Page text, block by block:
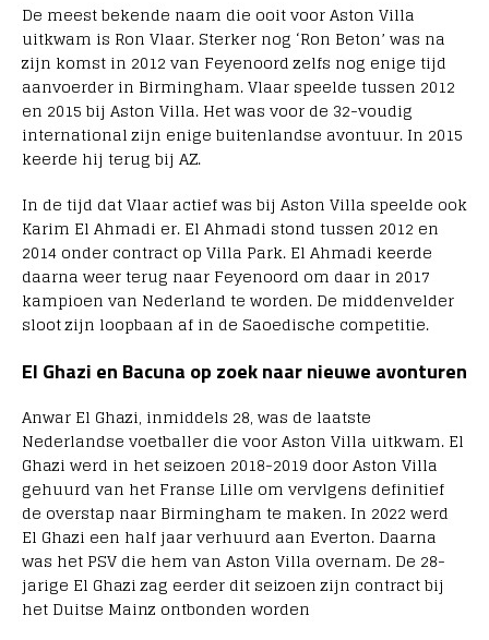
De meest bekende naam die ooit voor Aston Villa
uitkwam is Ron Vlaar. Sterker nog ‘Ron Beton’ was na
zijn komst in 2012 van Feyenoord zelfs nog enige tijd
aanvoerder in Birmingham. Vlaar speelde tussen 2012
en 2015 bij Aston Villa. Het was voor de 32-voudig
international zijn enige buitenlandse avontuur. In 2015
keerde hij terug bij AZ.
In de tijd dat Vlaar actief was bij Aston Villa speelde ook
Karim El Ahmadi er. El Ahmadi stond tussen 2012 en
2014 onder contract op Villa Park. El Ahmadi keerde
daarna weer terug naar Feyenoord om daar in 2017
kampioen van Nederland te worden. De middenvelder
sloot zijn loopbaan af in de Saoedische competitie.
El Ghazi en Bacuna op zoek naar nieuwe avonturen
Anwar El Ghazi, inmiddels 28, was de laatste
Nederlandse voetballer die voor Aston Villa uitkwam. El
Ghazi werd in het seizoen 2018-2019 door Aston Villa
gehuurd van het Franse Lille om vervlgens definitief
de overstap naar Birmingham te maken. In 2022 werd
El Ghazi een half jaar verhuurd aan Everton. Daarna
was het PSV die hem van Aston Villa overnam. De 28-
jarige El Ghazi zag eerder dit seizoen zijn contract bij
het Duitse Mainz ontbonden worden